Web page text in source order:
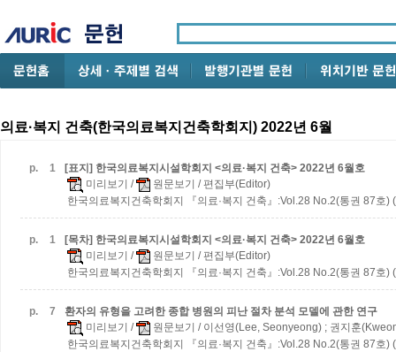
의료·복지 건축(한국의료복지건축학회지) 2022년 6월
p. 1
[표지] 한국의료복지시설학회지 <의료·복지 건축> 2022년 6월호
미리보기 / 원문보기 / 편집부(Editor)
한국의료복지건축학회지 『의료·복지 건축』:Vol.28 No.2(통권 87호)
p. 1
[목차] 한국의료복지시설학회지 <의료·복지 건축> 2022년 6월호
미리보기 / 원문보기 / 편집부(Editor)
한국의료복지건축학회지 『의료·복지 건축』:Vol.28 No.2(통권 87호)
p. 7
환자의 유형을 고려한 종합 병원의 피난 절차 분석 모델에 관한 연구
미리보기 / 원문보기 / 이선영(Lee, Seonyeong) ; 권지훈
한국의료복지건축학회지 『의료·복지 건축』:Vol.28 No.2(통권 87호)